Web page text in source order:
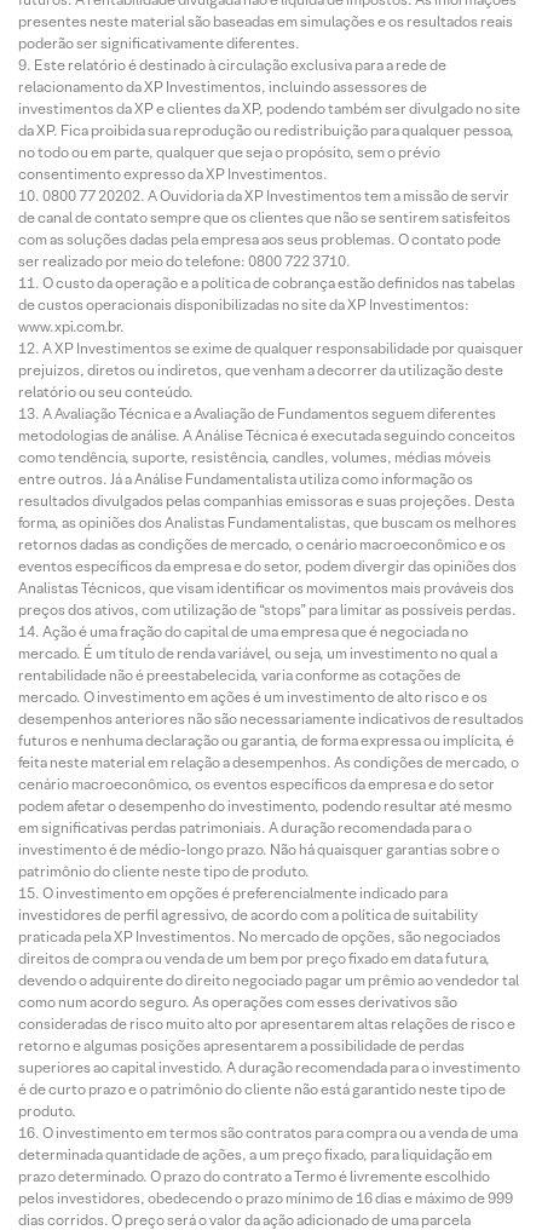
presentes neste material são baseadas em simulações e os resultados reais
poderão ser significativamente diferentes.
Este relatório é destinado à circulação exclusiva para a rede de
relacionamento da XP Investimentos, incluindo assessores de
investimentos da XP e clientes da XP, podendo também ser divulgado no site
da XP. Fica proibida sua reprodução ou redistribuição para qualquer pessoa,
no todo ou em parte, qualquer que seja o propósito, sem o prévio
consentimento expresso da XP Investimentos.
0800 77 20202. A Ouvidoria da XP Investimentos tem a missão de servir
de canal de contato sempre que os clientes que não se sentirem satisfeitos
com as soluções dadas pela empresa aos seus problemas. O contato pode
ser realizado por meio do telefone: 0800 722 3710.
O custo da operação e a política de cobrança estão definidos nas tabelas
de custos operacionais disponibilizadas no site da XP Investimentos:
www.xpi.com.br.
A XP Investimentos se exime de qualquer responsabilidade por quaisquer
prejuízos, diretos ou indiretos, que venham a decorrer da utilização deste
relatório ou seu conteúdo.
A Avaliação Técnica e a Avaliação de Fundamentos seguem diferentes
metodologias de análise. A Análise Técnica é executada seguindo conceitos
como tendência, suporte, resistência, candles, volumes, médias móveis
entre outros. Já a Análise Fundamentalista utiliza como informação os
resultados divulgados pelas companhias emissoras e suas projeções. Desta
forma, as opiniões dos Analistas Fundamentalistas, que buscam os melhores
retornos dadas as condições de mercado, o cenário macroeconômico e os
eventos específicos da empresa e do setor, podem divergir das opiniões dos
Analistas Técnicos, que visam identificar os movimentos mais prováveis dos
preços dos ativos, com utilização de “stops” para limitar as possíveis perdas.
Ação é uma fração do capital de uma empresa que é negociada no
mercado. É um título de renda variável, ou seja, um investimento no qual a
rentabilidade não é preestabelecida, varia conforme as cotações de
mercado. O investimento em ações é um investimento de alto risco e os
desempenhos anteriores não são necessariamente indicativos de resultados
futuros e nenhuma declaração ou garantia, de forma expressa ou implícita, é
feita neste material em relação a desempenhos. As condições de mercado, o
cenário macroeconômico, os eventos específicos da empresa e do setor
podem afetar o desempenho do investimento, podendo resultar até mesmo
em significativas perdas patrimoniais. A duração recomendada para o
investimento é de médio-longo prazo. Não há quaisquer garantias sobre o
patrimônio do cliente neste tipo de produto.
O investimento em opções é preferencialmente indicado para
investidores de perfil agressivo, de acordo com a política de suitability
praticada pela XP Investimentos. No mercado de opções, são negociados
direitos de compra ou venda de um bem por preço fixado em data futura,
devendo o adquirente do direito negociado pagar um prêmio ao vendedor tal
como num acordo seguro. As operações com esses derivativos são
consideradas de risco muito alto por apresentarem altas relações de risco e
retorno e algumas posições apresentarem a possibilidade de perdas
superiores ao capital investido. A duração recomendada para o investimento
é de curto prazo e o patrimônio do cliente não está garantido neste tipo de
produto.
O investimento em termos são contratos para compra ou a venda de uma
determinada quantidade de ações, a um preço fixado, para liquidação em
prazo determinado. O prazo do contrato a Termo é livremente escolhido
pelos investidores, obedecendo o prazo mínimo de 16 dias e máximo de 999
dias corridos. O preço será o valor da ação adicionado de uma parcela